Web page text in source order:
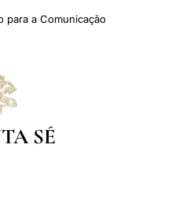
a Comunicação
SÉ